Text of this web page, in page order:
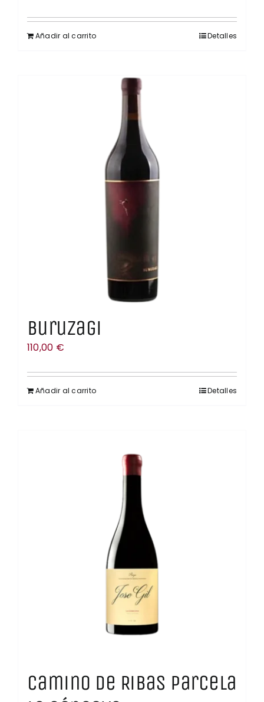
Añadir al carrito Detalles
Buruzagi
110,00 €
Añadir al carrito Detalles
Camino de Ribas Parcela